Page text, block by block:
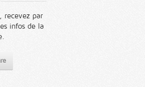
recevez par
infos de la